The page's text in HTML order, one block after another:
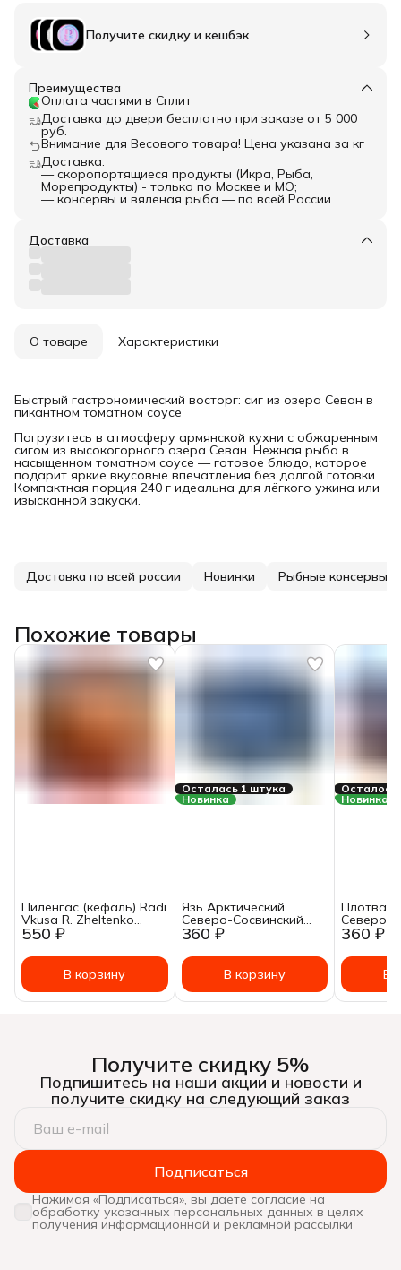
Получите скидку и кешбэк
Преимущества
Оплата частями в Сплит
Доставка до двери бесплатно при заказе от 5 000
руб.
Внимание для Весового товара! Цена указана за кг
Доставка:
— скоропортящиеся продукты (Икра, Рыба,
Морепродукты) - только по Москве и МО;
— консервы и вяленая рыба — по всей России.
Доставка
О товаре Характеристики
Быстрый гастрономический восторг: сиг из озера Севан в
пикантном томатном соусе
Погрузитесь в атмосферу армянской кухни с обжаренным
сигом из высокогорного озера Севан. Нежная рыба в
насыщенном томатном соусе — готовое блюдо, которое
подарит яркие вкусовые впечатления без долгой готовки.
Компактная порция 240 г идеальна для лёгкого ужина или
изысканной закуски.
Доставка по всей россии Новинки Рыбные консервы
Похожие товары
550 ₽
Пиленгас (кефаль) Radi
Vkusa R. Zheltenko
обжаренный в
томатном соусе 215 г
В корзину
Осталась 1 штука
Новинка
360 ₽
Язь Арктический
Северо-Сосвинский
натуральный 230г
В корзину
Осталось
Новинка
360 ₽
Плотва
Северо-
В
Получите скидку 5%
Подпишитесь на наши акции и новости и
получите скидку на следующий заказ
Подписаться
Нажимая «Подписаться», вы даете согласие на
обработку указанных персональных данных в целях
получения информационной и рекламной рассылки